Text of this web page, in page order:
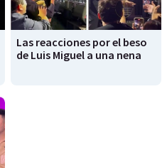
Las reacciones por el beso
de Luis Miguel a una nena